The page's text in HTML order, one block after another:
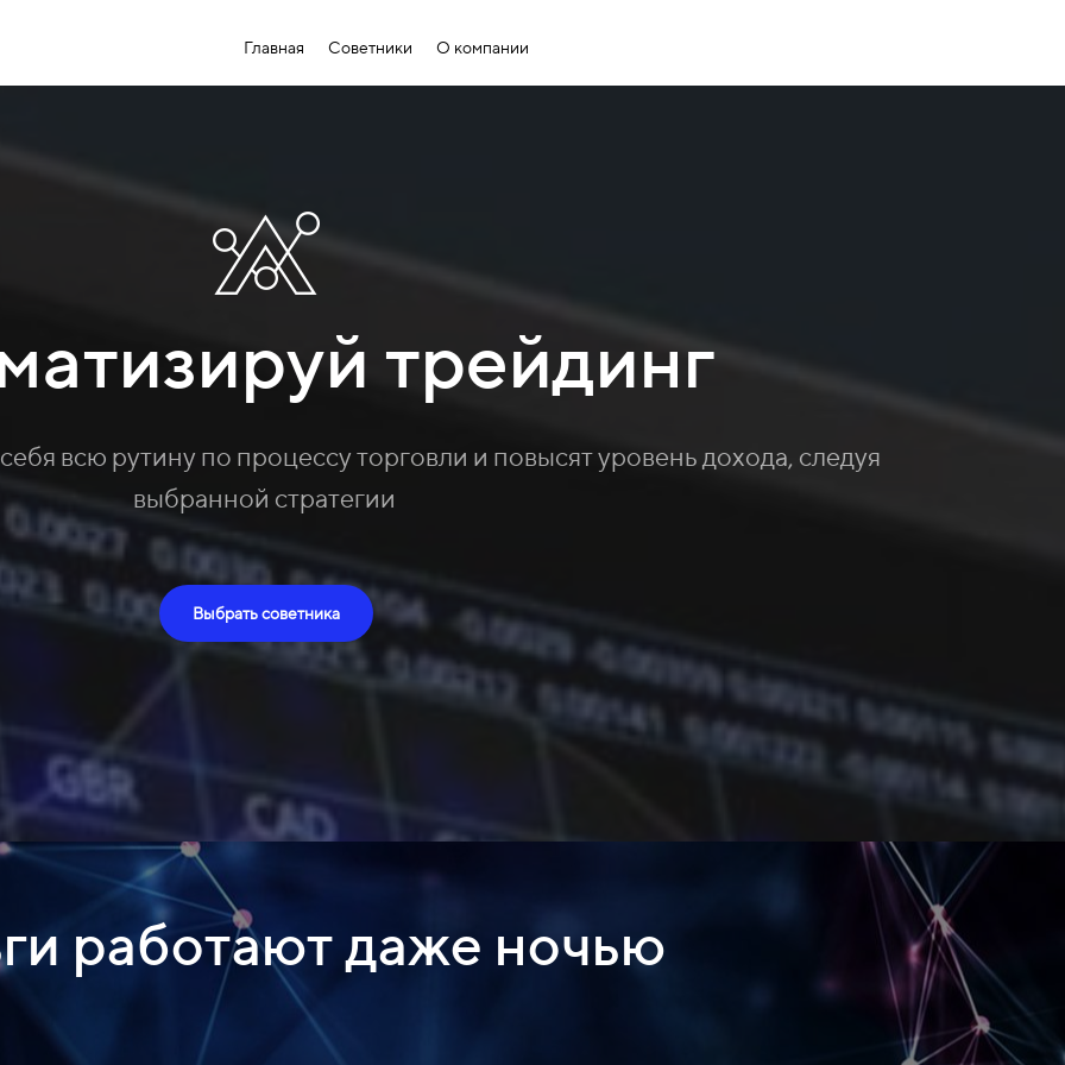
Главная Советники О компании
трейдинг
всю рутину по процессу торговли и повысят уровень дохода, следуя
выбранной стратегии
Выбрать советника
работают даже ночью